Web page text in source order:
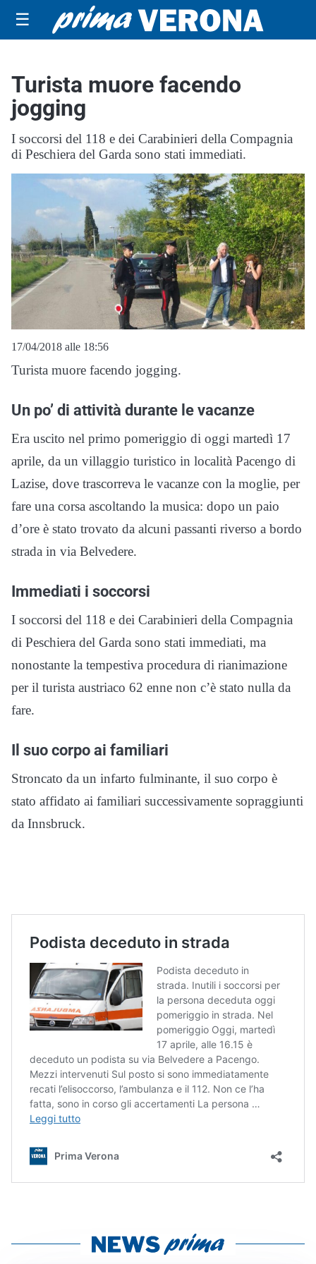
☰
Turista muore facendo
jogging
I soccorsi del 118 e dei Carabinieri della Compagnia
di Peschiera del Garda sono stati immediati.
17/04/2018 alle 18:56
Turista muore facendo jogging.
Un po’ di attività durante le vacanze
Era uscito nel primo pomeriggio di oggi martedì 17
aprile, da un villaggio turistico in località Pacengo di
Lazise, dove trascorreva le vacanze con la moglie, per
fare una corsa ascoltando la musica: dopo un paio
d’ore è stato trovato da alcuni passanti riverso a bordo
strada in via Belvedere.
Immediati i soccorsi
I soccorsi del 118 e dei Carabinieri della Compagnia
di Peschiera del Garda sono stati immediati, ma
nonostante la tempestiva procedura di rianimazione
per il turista austriaco 62 enne non c’è stato nulla da
fare.
Il suo corpo ai familiari
Stroncato da un infarto fulminante, il suo corpo è
stato affidato ai familiari successivamente sopraggiunti
da Innsbruck.